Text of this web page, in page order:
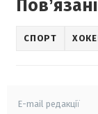
СПОРТ
E-mail редакції